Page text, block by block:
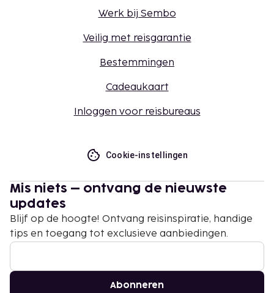
Werk bij Sembo
Veilig met reisgarantie
Bestemmingen
Cadeaukaart
Inloggen voor reisbureaus
Cookie-instellingen
Mis niets – ontvang de nieuwste
updates
Blijf op de hoogte! Ontvang reisinspiratie, handige
tips en toegang tot exclusieve aanbiedingen.
Abonneren